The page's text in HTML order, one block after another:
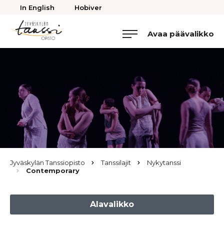
Takaisin
In English Hobiver
Jyväskylän
Tanssiopisto
Avaa päävalikko
Jyväskylän Tanssiopisto
Tanssilajit
Nykytanssi
Contemporary
Alavalikko